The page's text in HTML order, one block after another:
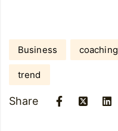
Business coaching
trend
Share